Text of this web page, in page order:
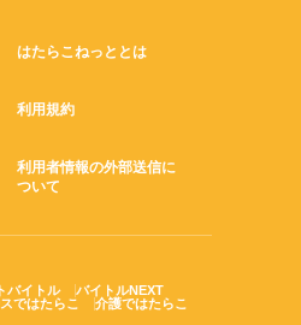
はたらこねっととは
利用規約
利用者情報の外部送信に
ついて
バイトル
バイトルNEXT
ではたらこ 介護ではたらこ